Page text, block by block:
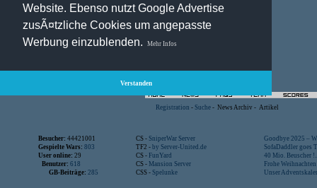
Website. Ebenso nutzt Google Advertise
zusÃ¤tzliche Cookies um angepasste
Werbung einzublenden.
Mehr Infos
Verstanden
Registration - Suche - News Archiv - Artikel
Besucher: 44421001 CS - SniperWar Server
Goodbye 2025 –
Gespielte Wars: 803 TF2 - by Server-United.de
SofaDaddler goes
User online: 29 CS - FunYard
40 Mio. Beuscher
Benutzer: 618 CS - Mansion Server
Frohe
GB-Beiträge: 285 CSS - Spelunke Unser